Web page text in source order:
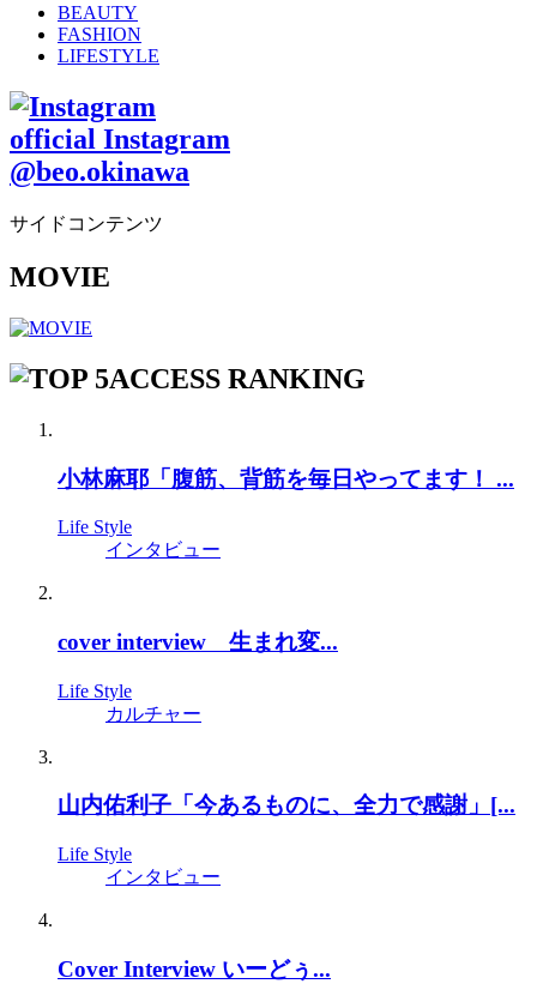
BEAUTY
FASHION
LIFESTYLE
official Instagram
@beo.okinawa
サイドコンテンツ
MOVIE
ACCESS RANKING
小林麻耶「腹筋、背筋を毎日やってます！ ...
Life Style
インタビュー
cover interview 生まれ変...
Life Style
カルチャー
山内佑利子「今あるものに、全力で感謝」[...
Life Style
インタビュー
Cover Interview いーどぅ...